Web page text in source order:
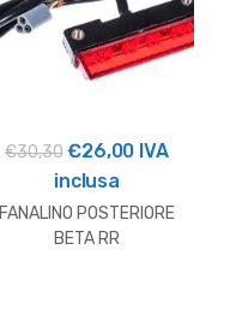
€30,30 Il
prezzo
originale
era:
€26,00Il
attuale
IVA
inclusa
FANALINO POSTERIORE
BETA RR